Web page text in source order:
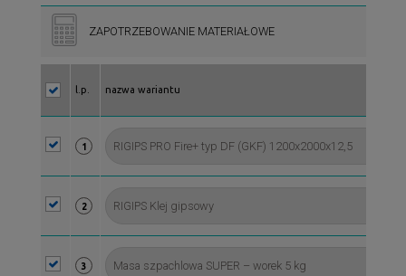
ZAPOTRZEBOWANIE MATERIAŁOWE
l.p. nazwa wariantu
1
2
3